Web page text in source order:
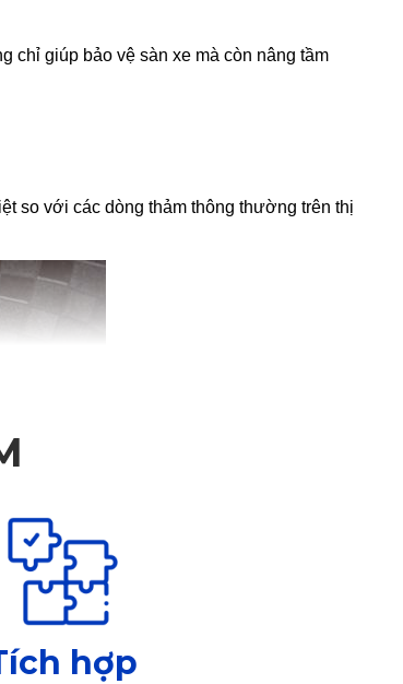
chỉ giúp bảo vệ sàn xe mà còn nâng tầm
so với các dòng thảm thông thường trên thị
hợp